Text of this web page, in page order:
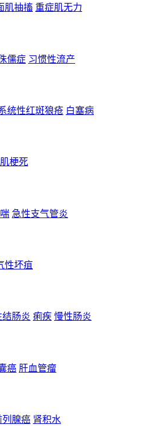
肌抽搐 重症肌无力
儒症 习惯性流产
统性红斑狼疮 白塞病
梗死
急性支气管炎
性坏疽
结肠炎 痢疾 慢性肠炎
癌 肝血管瘤
列腺癌 肾积水